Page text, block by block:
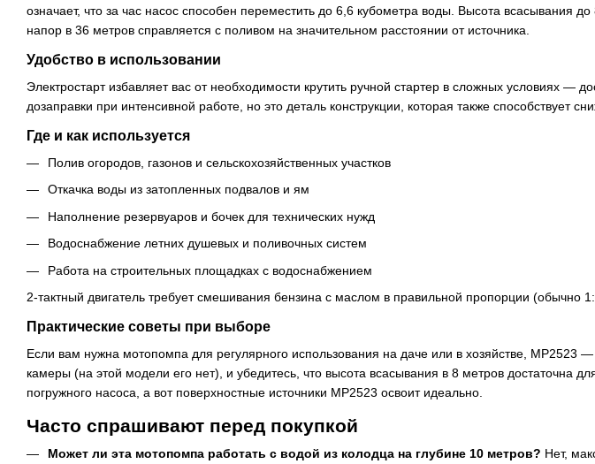
означает, что за час насос способен переместить до 6,6 кубометра воды. Высота всасывания
напор в 36 метров справляется с поливом на значительном расстоянии от источника.
Удобство в использовании
Электростарт избавляет вас от необходимости крутить ручной стартер в сложных условиях —
дозаправки при интенсивной работе, но это деталь конструкции, которая также способствует
Где и как используется
Полив огородов, газонов и сельскохозяйственных участков
Откачка воды из затопленных подвалов и ям
Наполнение резервуаров и бочек для технических нужд
Водоснабжение летних душевых и поливочных систем
Работа на строительных площадках с водоснабжением
2-тактный двигатель требует смешивания бензина с маслом в правильной пропорции (обычно
Практические советы при выборе
Если вам нужна мотопомпа для регулярного использования на даче или в хозяйстве,
камеры (на этой модели его нет), и убедитесь, что высота всасывания в 8 метров достаточна
погружного насоса, а вот поверхностные источники MP2523 освоит идеально.
Часто спрашивают перед покупкой
Может ли эта мотопомпа работать с водой из колодца на глубине 10 метров? Нет,